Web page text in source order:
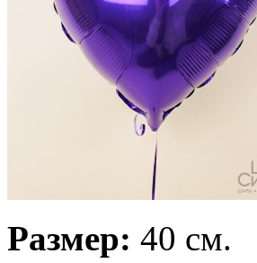
Размер: 40 см.